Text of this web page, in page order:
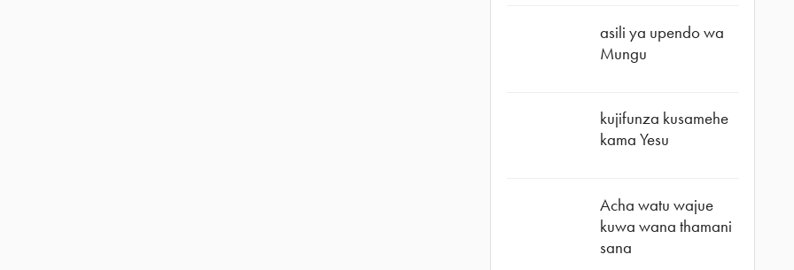
asili ya upendo wa
Mungu
kujifunza kusamehe
kama Yesu
Acha watu wajue
kuwa wana thamani
sana